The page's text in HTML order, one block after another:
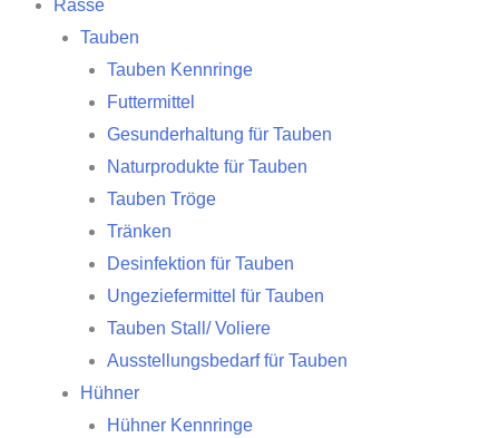
Rasse
Tauben
Tauben Kennringe
Futtermittel
Gesunderhaltung für Tauben
Naturprodukte für Tauben
Tauben Tröge
Tränken
Desinfektion für Tauben
Ungeziefermittel für Tauben
Tauben Stall/ Voliere
Ausstellungsbedarf für Tauben
Hühner
Hühner Kennringe